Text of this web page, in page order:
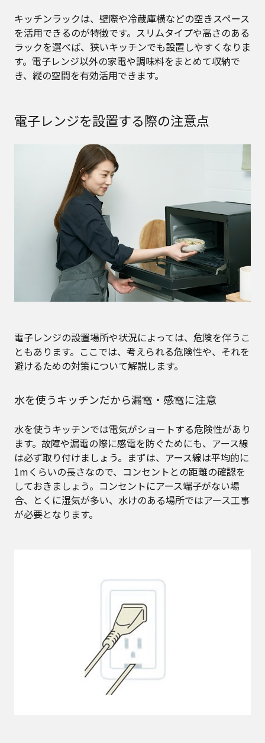
キッチンラックは、壁際や冷蔵庫横などの空きスペース
を活用できるのが特徴です。スリムタイプや高さのある
ラックを選べば、狭いキッチンでも設置しやすくなりま
す。電子レンジ以外の家電や調味料をまとめて収納で
き、縦の空間を有効活用できます。
電子レンジを設置する際の注意点
電子レンジの設置場所や状況によっては、危険を伴うこ
ともあります。ここでは、考えられる危険性や、それを
避けるための対策について解説します。
水を使うキッチンだから漏電・感電に注意
水を使うキッチンでは電気がショートする危険性があり
ます。故障や漏電の際に感電を防ぐためにも、アース線
は必ず取り付けましょう。まずは、アース線は平均的に
1mくらいの長さなので、コンセントとの距離の確認を
しておきましょう。コンセントにアース端子がない場
合、とくに湿気が多い、水けのある場所ではアース工事
が必要となります。